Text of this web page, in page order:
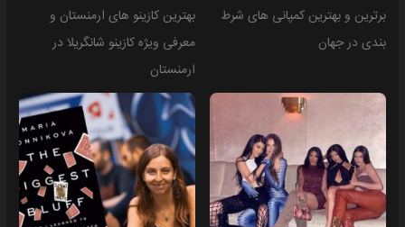
برترین و بهترین کمپانی های شرط
بندی در جهان
بهترین کازینو های ارمنستان و
معرفی ویژه کازینو شانگریلا در
ارمنستان